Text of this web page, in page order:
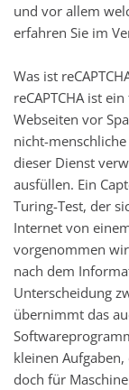
und vor allem
erfahren Sie im
Was ist
reCAPTCHA ist
Webseiten vor
nicht-
dieser Dienst
ausfüllen. Ein
Turing-Test, der
Internet von
vorgenommen
nach dem
Unterscheidung
übernimmt das
kleinen
doch für